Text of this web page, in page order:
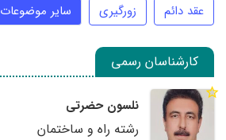
عقد دائم
زورگیری سایر موضوعات
کارشناسان رسمی
نلسون حضرتی
رشته راه و ساختمان